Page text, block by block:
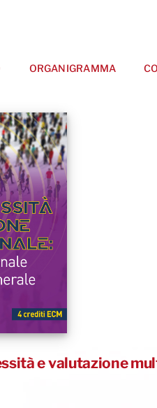
ORGANIGRAMMA
e valutazione